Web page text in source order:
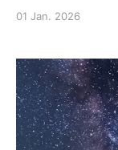
Jahr wie ein
füllen. Alles
01 Jan. 2026